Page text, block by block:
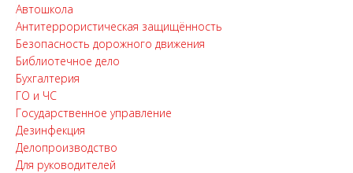
Автошкола
Антитеррористическая защищённость
Безопасность дорожного движения
Библиотечное дело
Бухгалтерия
ГО и ЧС
Государственное управление
Дезинфекция
Делопроизводство
Для руководителей